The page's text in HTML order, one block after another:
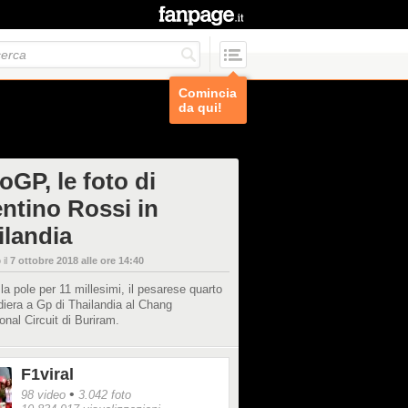
Comincia
da qui!
le foto di
Rossi in
il 7 ottobre 2018 alle ore 14:40
pole per 11 millesimi, il pesarese quarto
a Gp di Thailandia al Chang
Circuit di Buriram.
F1viral
98 video • 3.042 foto